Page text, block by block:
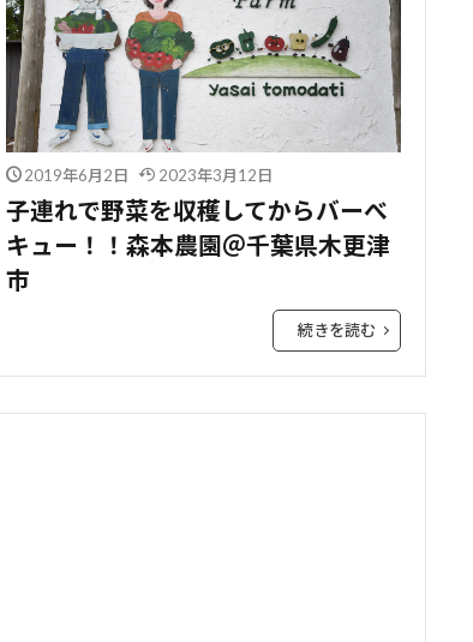
2019年6月2日 2023年3月12日
子連れで野菜を収穫してからバーべ
キュー！！森本農園＠千葉県木更津
市
続きを読む